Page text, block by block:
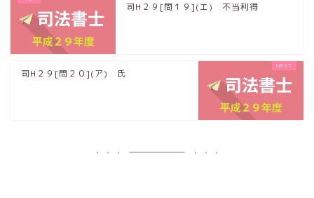
司H２９[問１９](エ) 不当利得
司H２９[問２０](ア) 氏